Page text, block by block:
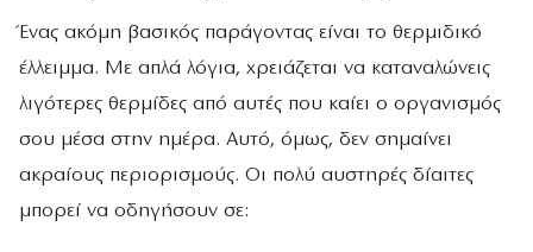
Ένας ακόμη βασικός παράγοντας είναι το θερμιδικό
έλλειμμα. Με απλά λόγια, χρειάζεται να καταναλώνεις
λιγότερες θερμίδες από αυτές που καίει ο οργανισμός
σου μέσα στην ημέρα. Αυτό, όμως, δεν σημαίνει
ακραίους περιορισμούς. Οι πολύ αυστηρές δίαιτες
μπορεί να οδηγήσουν σε: